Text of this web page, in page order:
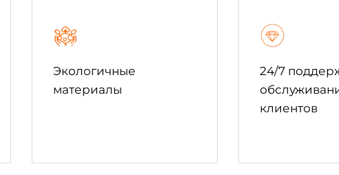
Экологичные
материалы
24/7
клиентов